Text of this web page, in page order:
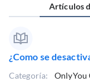
Artículos
¿Como se
Categoría:
OnlyYou